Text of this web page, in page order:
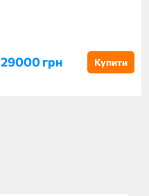
29000 грн Купити